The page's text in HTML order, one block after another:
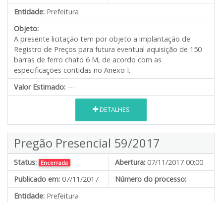
Entidade: Prefeitura
Objeto:
A presente licitação tem por objeto a implantação de
Registro de Preços para futura eventual aquisição de 150
barras de ferro chato 6 M, de acordo com as
especificações contidas no Anexo I.
Valor Estimado: ---
DETALHES
Pregão Presencial 59/2017
Status: Encerrada Abertura: 07/11/2017 00:00
Publicado em: 07/11/2017
Número do processo:
Entidade: Prefeitura